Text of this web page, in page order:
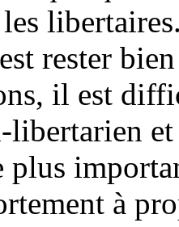
rester
il est
plus
à